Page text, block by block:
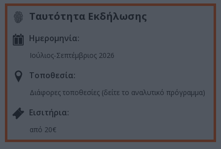
Ταυτότητα Εκδήλωσης
Ημερομηνία:
Ιούλιος-Σεπτέμβριος 2026
Τοποθεσία:
Διάφορες τοποθεσίες (δείτε το αναλυτικό πρόγραμμα)
Eισιτήρια:
από 20€